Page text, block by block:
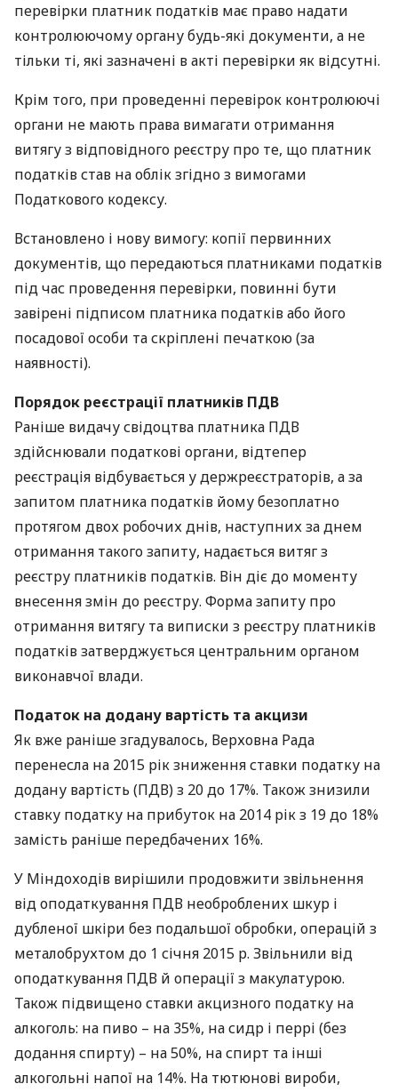
перевірки платник податків має право надати
контролюючому органу будь-які документи, а не
тільки ті, які зазначені в акті перевірки як відсутні.
Крім того, при проведенні перевірок контролюючі
органи не мають права вимагати отримання
витягу з відповідного реєстру про те, що платник
податків став на облік згідно з вимогами
Податкового кодексу.
Встановлено і нову вимогу: копії первинних
документів, що передаються платниками податків
під час проведення перевірки, повинні бути
завірені підписом платника податків або його
посадової особи та скріплені печаткою (за
наявності).
Порядок реєстрації платників ПДВ
Раніше видачу свідоцтва платника ПДВ
здійснювали податкові органи, відтепер
реєстрація відбувається у держреєстраторів, а за
запитом платника податків йому безоплатно
протягом двох робочих днів, наступних за днем
отримання такого запиту, надається витяг з
реєстру платників податків. Він діє до моменту
внесення змін до реєстру. Форма запиту про
отримання витягу та виписки з реєстру платників
податків затверджується центральним органом
виконавчої влади.
Податок на додану вартість та акцизи
Як вже раніше згадувалось, Верховна Рада
перенесла на 2015 рік зниження ставки податку на
додану вартість (ПДВ) з 20 до 17%. Також знизили
ставку податку на прибуток на 2014 рік з 19 до 18%
замість раніше передбачених 16%.
У Міндоходів вирішили продовжити звільнення
від оподаткування ПДВ необроблених шкур і
дубленої шкіри без подальшої обробки, операцій з
металобрухтом до 1 січня 2015 р. Звільнили від
оподаткування ПДВ й операції з макулатурою.
Також підвищено ставки акцизного податку на
алкоголь: на пиво – на 35%, на сидр і перрі (без
додання спирту) – на 50%, на спирт та інші
алкогольні напої на 14%. На тютюнові вироби,